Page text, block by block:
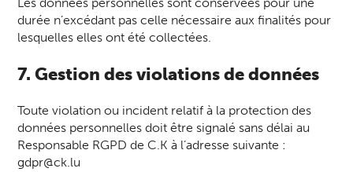
durée n’excédant pas celle nécessaire aux finalités pour
lesquelles elles ont été collectées.
7. Gestion des violations de données
Toute violation ou incident relatif à la protection des
données personnelles doit être signalé sans délai au
Responsable RGPD de C.K à l’adresse suivante :
gdpr@ck.lu